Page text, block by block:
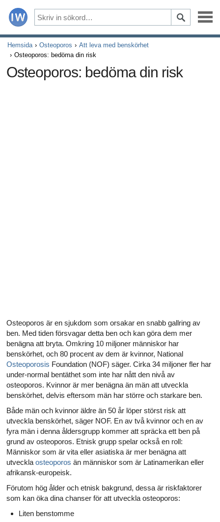
Sjukdomar
Symptom
Alla artiklar om lupus
Hemsida Osteoporos
Att leva med benskörhet
Osteoporos: bedöma din risk
Osteoporos: bedöma din risk
Osteoporos är en sjukdom som orsakar en snabb gallring av
ben. Med tiden försvagar detta ben och kan göra dem mer
benägna att bryta. Omkring 10 miljoner människor har
benskörhet, och 80 procent av dem är kvinnor, National
Osteoporosis Foundation (NOF) säger. Cirka 34 miljoner fler har
under-normal bentäthet som inte har nått den nivå av
osteoporos. Kvinnor är mer benägna än män att utveckla
benskörhet, delvis eftersom män har större och starkare ben.
Både män och kvinnor äldre än 50 år löper störst risk att
utveckla benskörhet, säger NOF. En av två kvinnor och en av
fyra män i denna åldersgrupp kommer att spräcka ett ben på
grund av osteoporos. Etnisk grupp spelar också en roll:
Människor som är vita eller asiatiska är mer benägna att
utveckla osteoporos än människor som är Latinamerikan eller
afrikansk-europeisk.
Förutom hög ålder och etnisk bakgrund, dessa är riskfaktorer
som kan öka dina chanser för att utveckla osteoporos:
Liten benstomme